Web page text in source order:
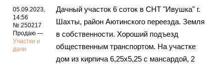
05.09.2023,
14:56
№ 250217
Продаю —
Участки и
дачи
Дачный участок 6 соток в СНТ "Ивушка" г.
Шахты, район Аютинского переезда. Земля
в собственности. Хороший подъезд
общественным транспортом. На участке
дом из кирпича 6,25х5,25 с мансардой, 2